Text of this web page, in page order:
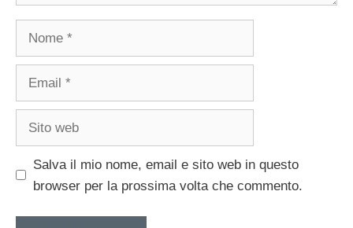
Salva il mio nome, email e sito web in questo
browser per la prossima volta che commento.